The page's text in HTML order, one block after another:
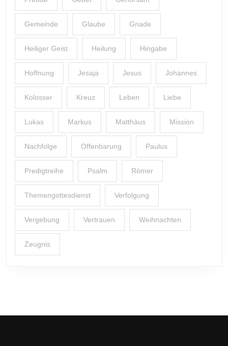
Gemeinde Glaube Gnade
Heiliger Geist Heilung Hingabe
Hoffnung Jesaja Jesus Johannes
Kolosser Kreuz Leben Liebe
Lukas Markus Matthäus Mission
Nachfolge Offenbarung Paulus
Predigtreihe Psalm Römer
Themengottesdienst Verfolgung
Vergebung Vertrauen Weihnachten
Zeugnis